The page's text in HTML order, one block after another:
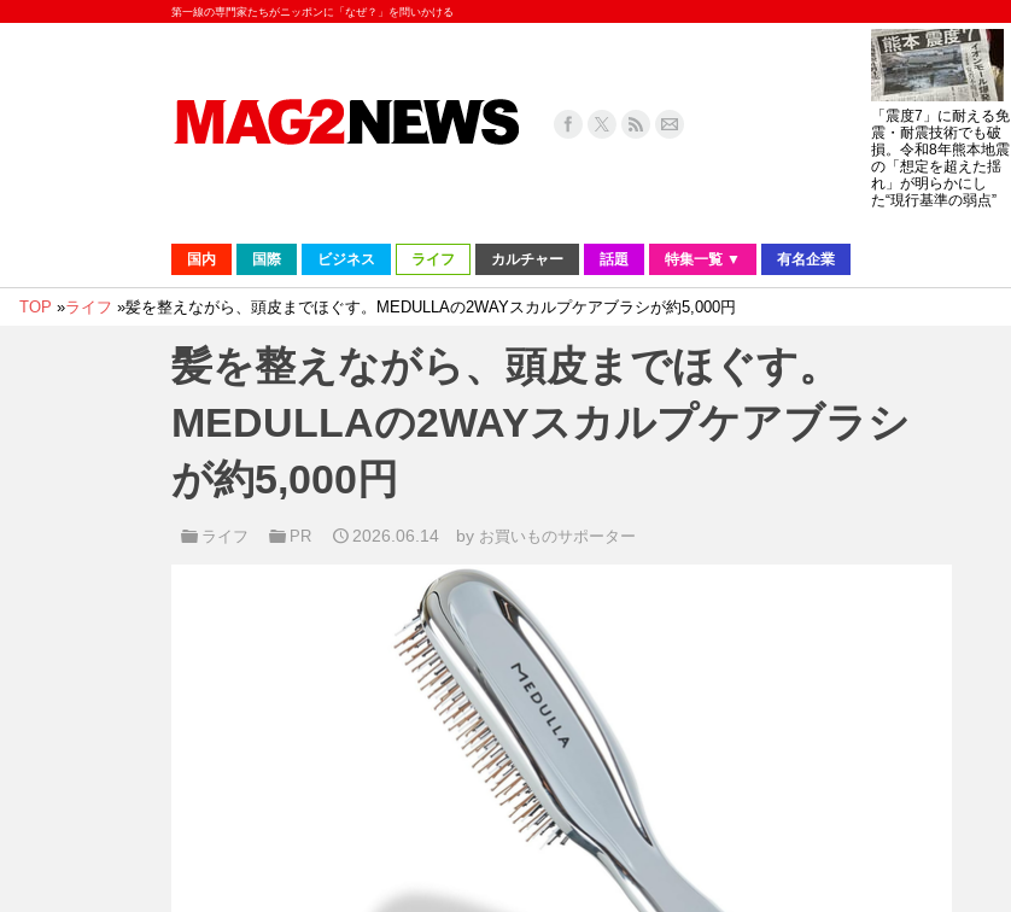
第一線の専門家たちがニッポンに「なぜ？」を問いかける
「震度7」に耐える免
震・耐震技術でも破
損。令和8年熊本地震
の「想定を超えた揺
れ」が明らかにし
た“現行基準の弱点”
国内 国際 ビジネス ライフ カルチャー 話題 特集一覧 ▼ 有名企業
TOP »ライフ »髪を整えながら、頭皮までほぐす。MEDULLAの2WAYスカルプケアブラシが約5,000円
髪を整えながら、頭皮までほぐす。
MEDULLAの2WAYスカルプケアブラシ
が約5,000円
ライフ PR 2026.06.14 by お買いものサポーター